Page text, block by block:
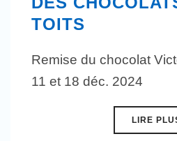
TOITS
Remise du chocolat
11 et 18 déc. 2024
LIRE